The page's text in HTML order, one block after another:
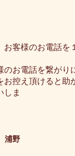
お客様のお電話を
のお電話を繋がり
お控え頂けると助
しま
浦野